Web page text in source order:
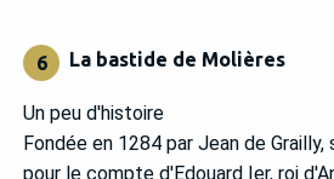
6 La bastide de Molières
Un peu d'histoire
Fondée en 1284 par Jean de
pour le compte d'Edouard Ier, roi